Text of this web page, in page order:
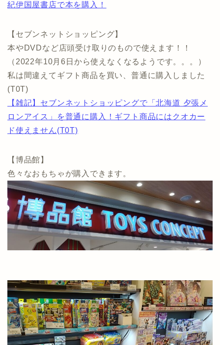
紀伊国屋書店で本を購入！
【セブンネットショッピング】
本やDVDなど店頭受け取りのもので使えます！！
（2022年10月6日から使えなくなるようです。。。）
私は間違えてギフト商品を買い、普通に購入しました
(T0T)
【雑記】セブンネットショッピングで「北海道 夕張メ
ロンアイス」を普通に購入！ギフト商品にはクオカー
ド使えません(T0T)
【博品館】
色々なおもちゃが購入できます。